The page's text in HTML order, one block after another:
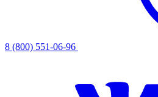
8 (800) 551-06-96